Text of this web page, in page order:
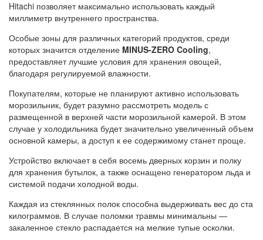
Hitachi позволяет максимально использовать каждый
миллиметр внутреннего пространства.
Особые зоны для различных категорий продуктов, среди
которых значится отделение MINUS-ZERO Cooling,
предоставляет лучшие условия для хранения овощей,
благодаря регулируемой влажности.
Покупателям, которые не планируют активно использовать
морозильник, будет разумно рассмотреть модель с
размещенной в верхней части морозильной камерой. В этом
случае у холодильника будет значительно увеличенный объем
основной камеры, а доступ к ее содержимому станет проще.
Устройство включает в себя восемь дверных корзин и полку
для хранения бутылок, а также оснащено генератором льда и
системой подачи холодной воды.
Каждая из стеклянных полок способна выдерживать вес до ста
килограммов. В случае поломки травмы минимальны —
закаленное стекло распадается на мелкие тупые осколки.